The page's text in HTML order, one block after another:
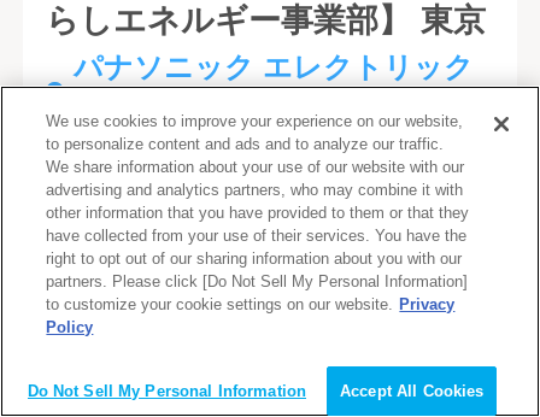
らしエネルギー事業部】 東京
パナソニック エレクトリック
ワークス株式会社
#定期採用を3年以上継続
#過去2年以内に3名以上の障がい者採用実績
#障がい者社員が3年以上継続勤務している
#正社員登用あり #事務未経験可#社会人未経験可
■パナソニックグループについて 幸せを生み出
ンターテインメントとコミュニケーション、住
We use cookies to improve your experience on our website,
to personalize content and ads and to analyze our traffic.
We share information about your use of our website with our
advertising and analytics partners, who may combine it with
other information that you have provided to them or that they
have collected from your use of their services. You have the
right to opt out of our sharing information about you with our
partners. Please click [Do Not Sell My Personal Information]
to customize your cookie settings on our website. Privacy
Policy
Do Not Sell My Personal Information Accept All Cookies